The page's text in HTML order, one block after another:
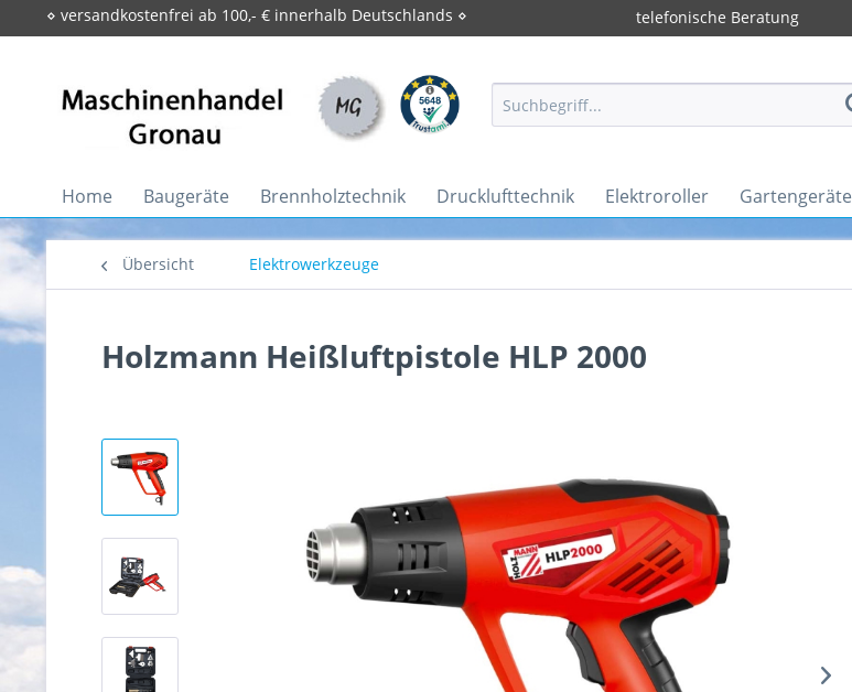
⋄ versandkostenfrei ab 100,- € innerhalb Deutschlands ⋄ telefonische Beratung
Home Baugeräte Brennholztechnik Drucklufttechnik Elektroroller Gartengeräte
Übersicht Elektrowerkzeuge
Holzmann Heißluftpistole HLP 2000